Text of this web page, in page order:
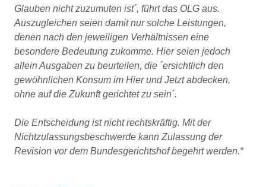
Glauben nicht zuzumuten ist´, führt das OLG aus.
Auszugleichen seien damit nur solche Leistungen,
denen nach den jeweiligen Verhältnissen eine
besondere Bedeutung zukomme. Hier seien jedoch
allein Ausgaben zu beurteilen, die ´ersichtlich den
gewöhnlichen Konsum im Hier und Jetzt abdecken,
ohne auf die Zukunft gerichtet zu sein´.
Die Entscheidung ist nicht rechtskräftig. Mit der
Nichtzulassungsbeschwerde kann Zulassung der
Revision vor dem Bundesgerichtshof begehrt werden.“